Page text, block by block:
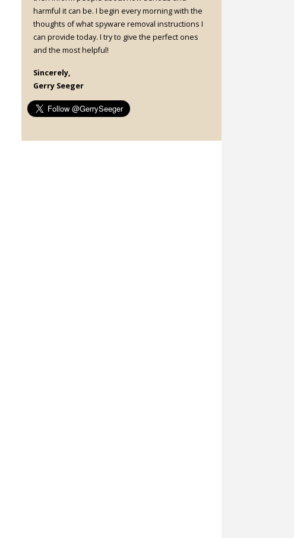
harmful it can be. I begin every morning with the
thoughts of what spyware removal instructions I
can provide today. I try to give the perfect ones
and the most helpful!
Sincerely,
Gerry Seeger